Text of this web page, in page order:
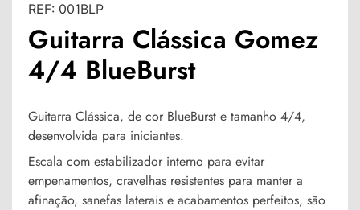
REF: 001BLP
Guitarra Clássica Gomez
4/4 BlueBurst
Guitarra Clássica, de cor BlueBurst e tamanho 4/4,
desenvolvida para iniciantes.
Escala com estabilizador interno para evitar
empenamentos, cravelhas resistentes para manter a
afinação, sanefas laterais e acabamentos perfeitos, são